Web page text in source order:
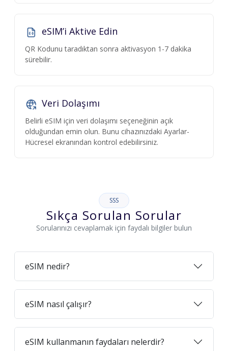
eSIM’i Aktive Edin
QR Kodunu taradıktan sonra aktivasyon 1-7 dakika
sürebilir.
Veri Dolaşımı
Belirli eSIM için veri dolaşımı seçeneğinin açık
olduğundan emin olun. Bunu cihazınızdaki Ayarlar-
Hücresel ekranından kontrol edebilirsiniz.
SSS
Sıkça Sorulan Sorular
Sorularınızı cevaplamak için faydalı bilgiler bulun
eSIM nedir?
eSIM nasıl çalışır?
eSIM kullanmanın faydaları nelerdir?